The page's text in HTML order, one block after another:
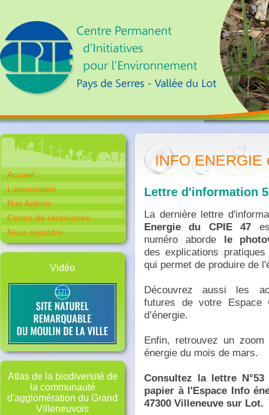
Accueil
L'association
Nos Actions
Centre de ressources
Nous rejoindre
Vidéo
Atlas de la biodiversité de
la communauté
d'agglomération du Grand
Villeneuvois
INFO
Lettre d'information
La dernière lettre
Energie du CPIE 47
numéro aborde le
des explications
qui permet de produire de
Découvrez aussi les
futures de votre Espace
d’énergie.
Enfin, retrouvez un
énergie du mois de mars.
Consultez la lettre
papier à l'Espace Info
47300 Villeneuve sur Lot.